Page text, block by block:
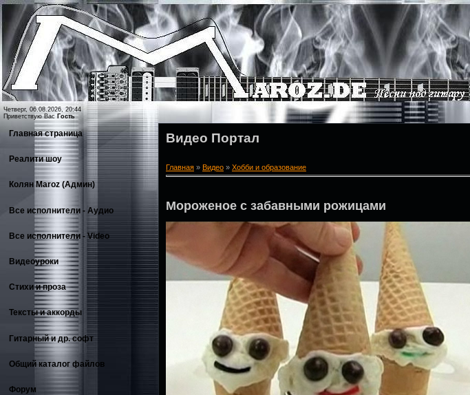
Четверг, 06.08.2026, 20:44
Приветствую Вас Гость
Главная страница
Реалити шоу
Колян Maroz (Админ)
Все исполнители - Аудио
Все исполнители - Video
Видеоуроки
Стихи и проза
Тексты и аккорды
Гитарный и др. софт
Общий каталог файлов
Форум
Видео Портал
Главная » Видео » Хобби и образование
Мороженое с забавными рожицами